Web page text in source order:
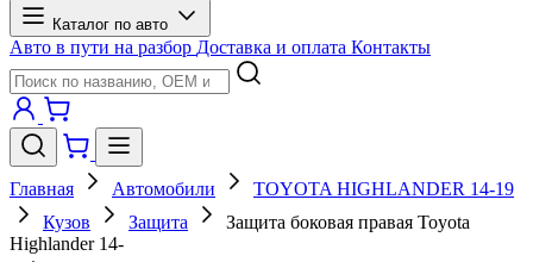
Каталог по авто
Авто в пути на разбор Доставка и оплата Контакты
Главная Автомобили
TOYOTA HIGHLANDER 14-19
Кузов
Защита
Защита боковая правая Toyota
Highlander 14-